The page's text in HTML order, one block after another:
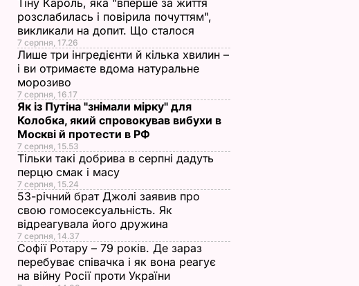
Тіну Кароль, яка "вперше за життя
розслабилась і повірила почуттям",
викликали на допит. Що сталося
7 серпня, 17.26
Лише три інгредієнти й кілька хвилин –
і ви отримаєте вдома натуральне
морозиво
7 серпня, 16.17
Як із Путіна "знімали мірку" для
Колобка, який спровокував вибухи в
Москві й протести в РФ
7 серпня, 15.53
Тільки такі добрива в серпні дадуть
перцю смак і масу
7 серпня, 15.24
53-річний брат Джолі заявив про
свою гомосексуальність. Як
відреагувала його дружина
7 серпня, 14.37
Софії Ротару – 79 років. Де зараз
перебуває співачка і як вона реагує
на війну Росії проти України